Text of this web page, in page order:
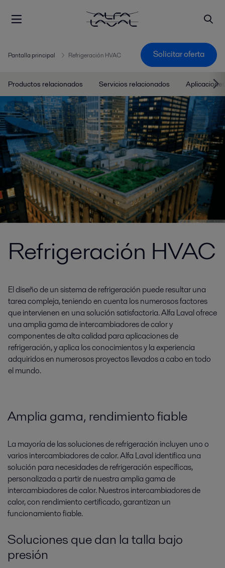
Pantalla principal Refrigeración HVAC Solicitar oferta
Productos relacionados Servicios relacionados
Refrigeración HVAC
El diseño de un sistema de refrigeración puede resultar una
tarea compleja, teniendo en cuenta los numerosos factores
que intervienen en una solución satisfactoria. Alfa Laval ofrece
una amplia gama de intercambiadores de calor y
componentes de alta calidad para aplicaciones de
refrigeración, y aplica los conocimientos y la experiencia
adquiridos en numerosos proyectos llevados a cabo en todo
el mundo.
Amplia gama, rendimiento fiable
La mayoría de las soluciones de refrigeración incluyen uno o
varios intercambiadores de calor. Alfa Laval identifica una
solución para necesidades de refrigeración específicas,
personalizada a partir de nuestra amplia gama de
intercambiadores de calor. Nuestros intercambiadores de
calor, con rendimiento certificado, garantizan un
funcionamiento fiable.
Soluciones que dan la talla bajo
presión